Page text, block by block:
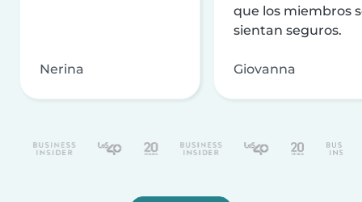
Nerina
que los miembros
sientan seguros.
Giovanna